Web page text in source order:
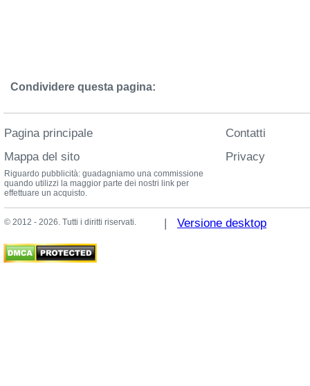
Condividere questa pagina:
Pagina principale
Mappa del sito
Contatti
Privacy
Riguardo pubblicità: guadagniamo una commissione
quando utilizzi la maggior parte dei nostri link per
effettuare un acquisto.
© 2012 - 2026. Tutti i diritti riservati. | Versione desktop